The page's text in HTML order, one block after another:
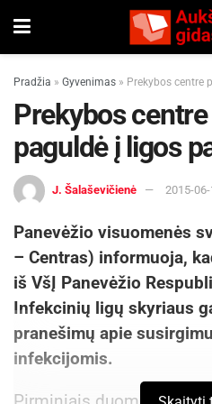
Pradžia » Gyvenimas » Prekybos centre
Prekybos
paguldė į ligos
J. Šalaševičienė 2015-
Panevėžio visuomenės
– Centras) informuoja,
iš VšĮ Panevėžio
Infekcinių ligų skyriaus
pranešimų apie
infekcijomis.